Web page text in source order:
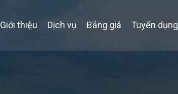
Giới thiệu Dịch vụ Bảng giá Tuyển dụng